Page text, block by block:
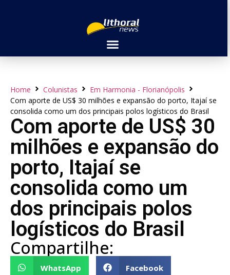
Home Colunistas
Em Harmonia - Florianópolis
Com aporte de US$ 30 milhões e expansão do porto, Itajaí se
consolida como um dos principais polos logísticos do Brasil
Com aporte de US$ 30
milhões e expansão do
porto, Itajaí se
consolida como um
dos principais polos
logísticos do Brasil
Compartilhe:
WhatsApp Facebook